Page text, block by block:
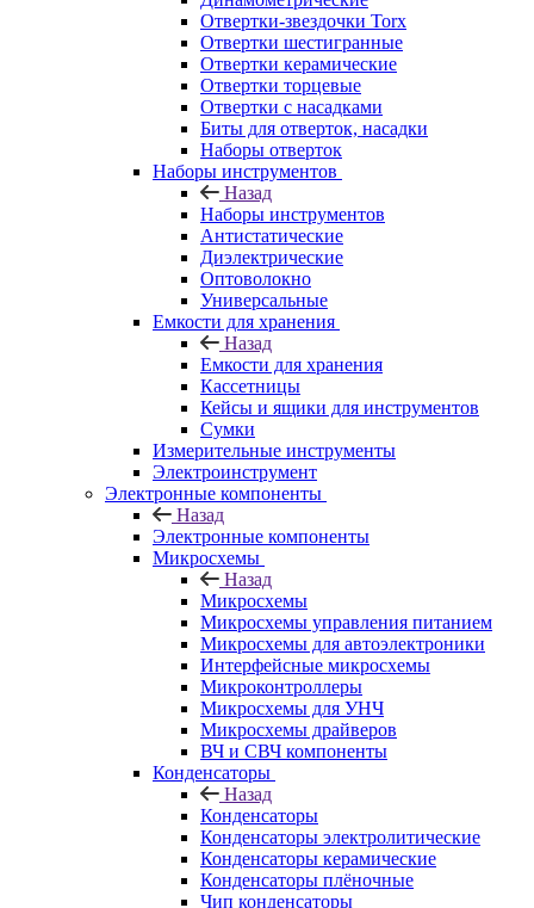
Отвертки-звездочки Torx
Отвертки шестигранные
Отвертки керамические
Отвертки торцевые
Отвертки с насадками
Биты для отверток, насадки
Наборы отверток
Наборы инструментов
Назад
Наборы инструментов
Антистатические
Диэлектрические
Оптоволокно
Универсальные
Емкости для хранения
Назад
Емкости для хранения
Кассетницы
Кейсы и ящики для инструментов
Сумки
Измерительные инструменты
Электроинструмент
Электронные компоненты
Назад
Электронные компоненты
Микросхемы
Назад
Микросхемы
Микросхемы управления питанием
Микросхемы для автоэлектроники
Интерфейсные микросхемы
Микроконтроллеры
Микросхемы для УНЧ
Микросхемы драйверов
ВЧ и СВЧ компоненты
Конденсаторы
Назад
Конденсаторы
Конденсаторы электролитические
Конденсаторы керамические
Конденсаторы плёночные
Чип конденсаторы